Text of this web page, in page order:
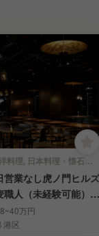
洋食・西洋料理, 日本料理・懐石料理 | うどん職人・そば職人
営業なし虎ノ門ヒルズ
人（未経験可能）を
万円
港区